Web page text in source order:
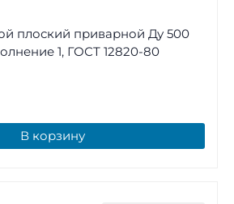
плоский приварной Ду 500
1, ГОСТ 12820-80
В корзину